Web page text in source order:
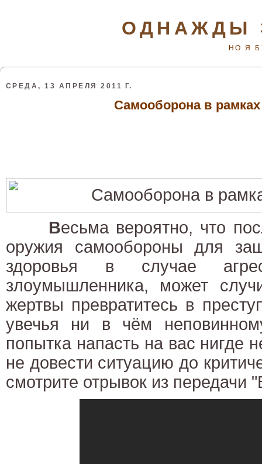
ОДНАЖДЫ
НО Я
СРЕДА, 13 АПРЕЛЯ 2011 Г.
Самооборона в
Весьма вероятно, что
оружия самообороны для
здоровья в случае
злоумышленника, может
жертвы превратитесь в
увечья ни в чём
попытка напасть на вас нигде
не довести ситуацию до
смотрите отрывок из передачи